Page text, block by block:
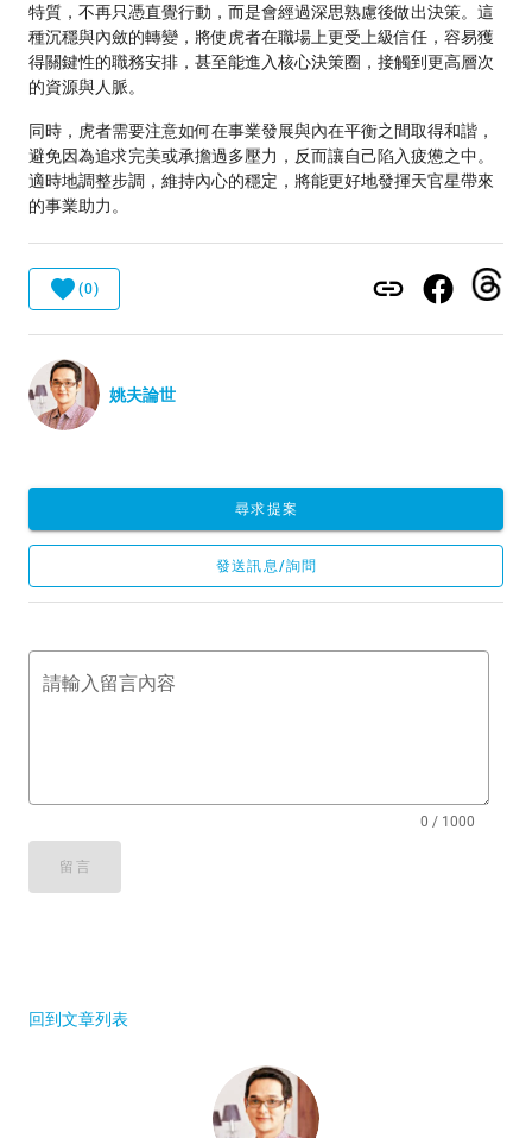
特質，不再只憑直覺行動，而是會經過深思熟慮後做出決策。這
種沉穩與內斂的轉變，將使虎者在職場上更受上級信任，容易獲
得關鍵性的職務安排，甚至能進入核心決策圈，接觸到更高層次
的資源與人脈。
同時，虎者需要注意如何在事業發展與內在平衡之間取得和諧，
避免因為追求完美或承擔過多壓力，反而讓自己陷入疲憊之中。
適時地調整步調，維持內心的穩定，將能更好地發揮天官星帶來
的事業助力。
(0)
姚夫論世
尋求提案
發送訊息/詢問
請輸入留言內容
0 / 1000
留言
回到文章列表